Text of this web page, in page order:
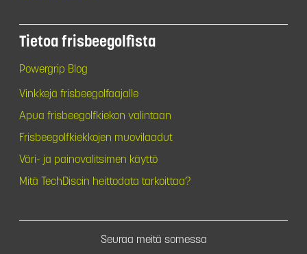
Tietoa frisbeegolfista
Powergrip Blog
Vinkkejä frisbeegolfaajalle
Apua frisbeegolfkiekon valintaan
Frisbeegolfkiekkojen muovilaadut
Väri- ja painovalitsimen käyttö
Mitä TechDiscin heittodata tarkoittaa?
Seuraa meitä somessa